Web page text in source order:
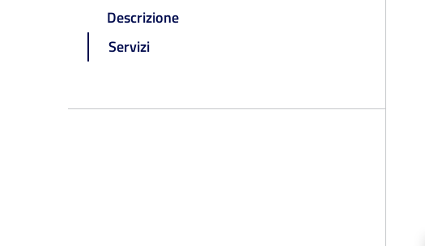
Descrizione
Servizi